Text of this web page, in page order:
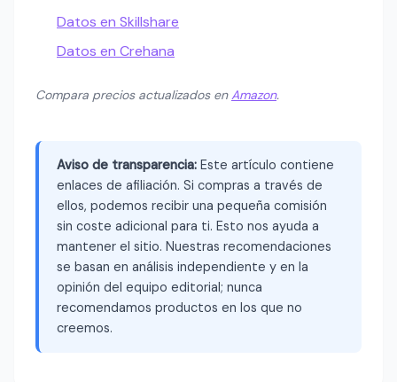
Datos en Skillshare
Datos en Crehana
Compara precios actualizados enAmazon.
Aviso de transparencia: Este artículo contiene
enlaces de afiliación. Si compras a través de
ellos, podemos recibir una pequeña comisión
sin coste adicional para ti. Esto nos ayuda a
mantener el sitio. Nuestras recomendaciones
se basan en análisis independiente y en la
opinión del equipo editorial; nunca
recomendamos productos en los que no
creemos.